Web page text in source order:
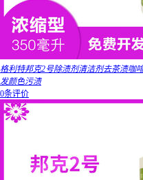
格利特邦克2号除渍剂清洁剂去茶渍咖
发颜色污渍
0条评价